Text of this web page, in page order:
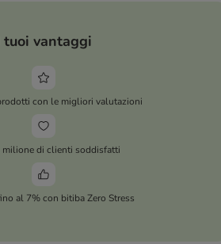
tuoi vantaggi
con le migliori valutazioni
milione di clienti soddisfatti
al 7% con bitiba Zero Stress